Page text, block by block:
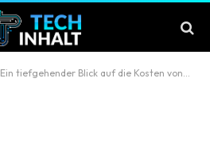
Ein tiefgehender Blick auf die Kosten von Solaranlagen mit Speicher: Einflussfaktoren und der Jackery Solargenerator 2000 Plus